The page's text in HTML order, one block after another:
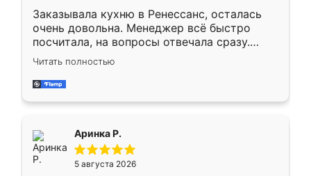
Заказывала кухню в Ренессанс, осталась
очень довольна. Менеджер всё быстро
посчитала, на вопросы отвечала сразу.
Замерщик приехал в субботу, подошёл к
делу со всей ответственностью. Собрали
за день, ребята работали аккуратно, даже
Читать полностью
Аринка Р.
5 августа 2026